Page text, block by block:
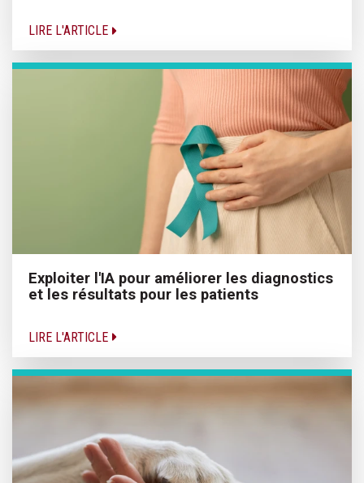
LIRE L'ARTICLE
Exploiter l'IA pour améliorer les diagnostics
et les résultats pour les patients
LIRE L'ARTICLE